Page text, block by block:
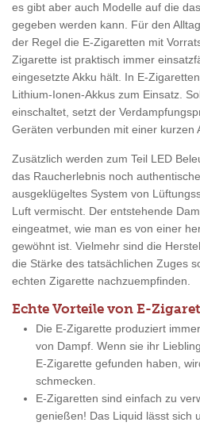
es gibt aber auch Modelle auf die
gegeben werden kann. Für den
der Regel die E-Zigaretten mit
Zigarette ist praktisch immer
eingesetzte Akku hält. In E-
Lithium-Ionen-Akkus zum Einsatz.
einschaltet, setzt der
Geräten verbunden mit einer kurzen
Zusätzlich werden zum Teil LED
das Raucherlebnis noch
ausgeklügeltes System von
Luft vermischt. Der entstehende
eingeatmet, wie man es von einer
gewöhnt ist. Vielmehr sind die
die Stärke des tatsächlichen Zuges
echten Zigarette nachzuempfinden.
Echte Vorteile von E-
Die E-Zigarette produziert
von Dampf. Wenn sie ihr
E-Zigarette gefunden haben,
schmecken.
E-Zigaretten sind einfach zu
genießen! Das Liquid lässt sich